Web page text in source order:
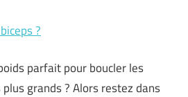
?
parfait pour boucler les
grands ? Alors restez dans